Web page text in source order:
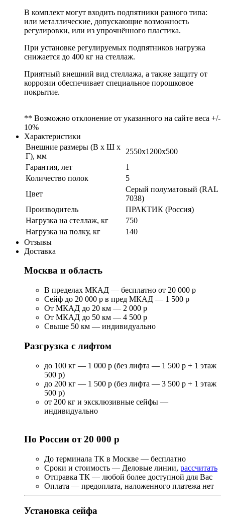
В комплект могут входить подпятники разного типа:
или металлические, допускающие возможность
регулировки, или из упрочнённого пластика.
При установке регулируемых подпятников нагрузка
снижается до 400 кг на стеллаж.
Приятный внешний вид стеллажа, а также защиту от
коррозии обеспечивает специальное порошковое
покрытие.
** Возможно отклонение от указанного на сайте веса +/-
10%
Характеристики
Внешние размеры (В х Ш х
Г), мм
2550x1200x500
Гарантия, лет
1
Количество полок
5
Цвет
Серый полуматовый (RAL
7038)
Производитель
ПРАКТИК (Россия)
Нагрузка на стеллаж, кг
750
Нагрузка на полку, кг
140
Отзывы
Доставка
Москва и область
В пределах МКАД — бесплатно от 20 000 р
Сейф до 20 000 р в пред МКАД — 1 500 р
От МКАД до 20 км — 2 000 р
От МКАД до 50 км — 4 500 р
Свыше 50 км — индивидуально
Разгрузка с лифтом
до 100 кг — 1 000 р (без лифта — 1 500 р + 1 этаж
500 р)
до 200 кг — 1 500 р (без лифта — 3 500 р + 1 этаж
500 р)
от 200 кг и эксклюзивные сейфы —
индивидуально
По России от 20 000 р
До терминала ТК в Москве — бесплатно
Сроки и стоимость — Деловые линии, рассчитать
Отправка ТК — любой более доступной для Вас
Оплата — предоплата, наложенного платежа нет
Установка сейфа